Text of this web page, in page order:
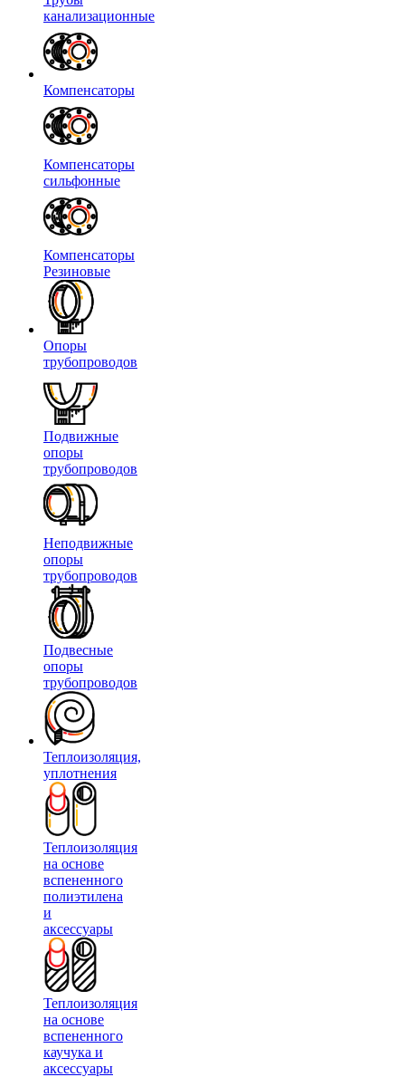
канализационные
Компенсаторы
Компенсаторы
сильфонные
Компенсаторы
Резиновые
Опоры
трубопроводов
Подвижные
опоры
трубопроводов
Неподвижные
опоры
трубопроводов
Подвесные
опоры
трубопроводов
Теплоизоляция,
уплотнения
Теплоизоляция
на основе
вспененного
полиэтилена
и
аксессуары
Теплоизоляция
на основе
вспененного
каучука и
аксессуары